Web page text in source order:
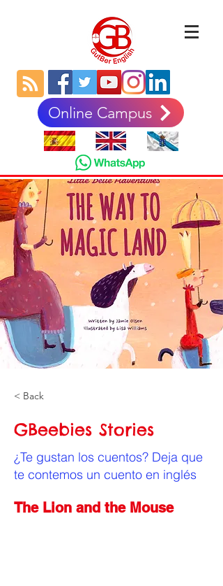
Online Campus
< Back
GBeebies Stories
¿Te gustan los cuentos? Deja que
te contemos un cuento en inglés
The Lion and the Mouse